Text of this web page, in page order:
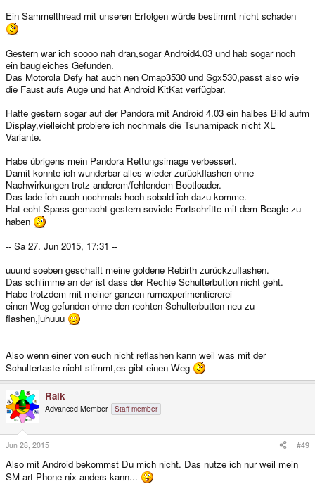
Ein Sammelthread mit unseren Erfolgen würde bestimmt nicht schaden
Gestern war ich soooo nah dran,sogar Android4.03 und hab sogar noch
ein baugleiches Gefunden.
Das Motorola Defy hat auch nen Omap3530 und Sgx530,passt also wie
die Faust aufs Auge und hat Android KitKat verfügbar.
Hatte gestern sogar auf der Pandora mit Android 4.03 ein halbes Bild aufm
Display,vielleicht probiere ich nochmals die Tsunamipack nicht XL
Variante.
Habe übrigens mein Pandora Rettungsimage verbessert.
Damit konnte ich wunderbar alles wieder zurückflashen ohne
Nachwirkungen trotz anderem/fehlendem Bootloader.
Das lade ich auch nochmals hoch sobald ich dazu komme.
Hat echt Spass gemacht gestern soviele Fortschritte mit dem Beagle zu
haben
-- Sa 27. Jun 2015, 17:31 --
uuund soeben geschafft meine goldene Rebirth zurückzuflashen.
Das schlimme an der ist dass der Rechte Schulterbutton nicht geht.
Habe trotzdem mit meiner ganzen rumexperimentiererei
einen Weg gefunden ohne den rechten Schulterbutton neu zu
flashen,juhuuu
Also wenn einer von euch nicht reflashen kann weil was mit der
Schultertaste nicht stimmt,es gibt einen Weg
Raik
Advanced Member Staff member
Jun 28, 2015 #49
Also mit Android bekommst Du mich nicht. Das nutze ich nur weil mein
SM-art-Phone nix anders kann...